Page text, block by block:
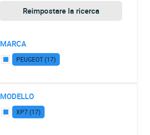
Reimpostare la ricerca
MARCA
PEUGEOT (17)
MODELLO
XP7 (17)